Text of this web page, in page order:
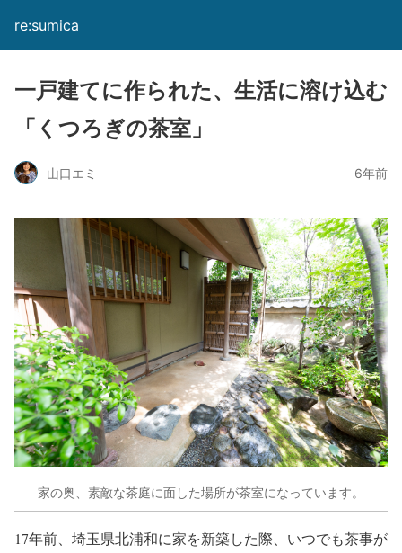
re:sumica
一戸建てに作られた、生活に溶け込む
「くつろぎの茶室」
山口エミ 6年前
家の奥、素敵な茶庭に面した場所が茶室になっています。
17年前、埼玉県北浦和に家を新築した際、いつでも茶事が